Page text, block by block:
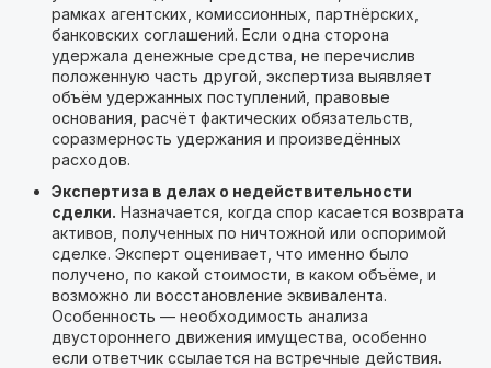
рамках агентских, комиссионных, партнёрских,
банковских соглашений. Если одна сторона
удержала денежные средства, не перечислив
положенную часть другой, экспертиза выявляет
объём удержанных поступлений, правовые
основания, расчёт фактических обязательств,
соразмерность удержания и произведённых
расходов.
Экспертиза в делах о недействительности
сделки. Назначается, когда спор касается возврата
активов, полученных по ничтожной или оспоримой
сделке. Эксперт оценивает, что именно было
получено, по какой стоимости, в каком объёме, и
возможно ли восстановление эквивалента.
Особенность — необходимость анализа
двустороннего движения имущества, особенно
если ответчик ссылается на встречные действия.